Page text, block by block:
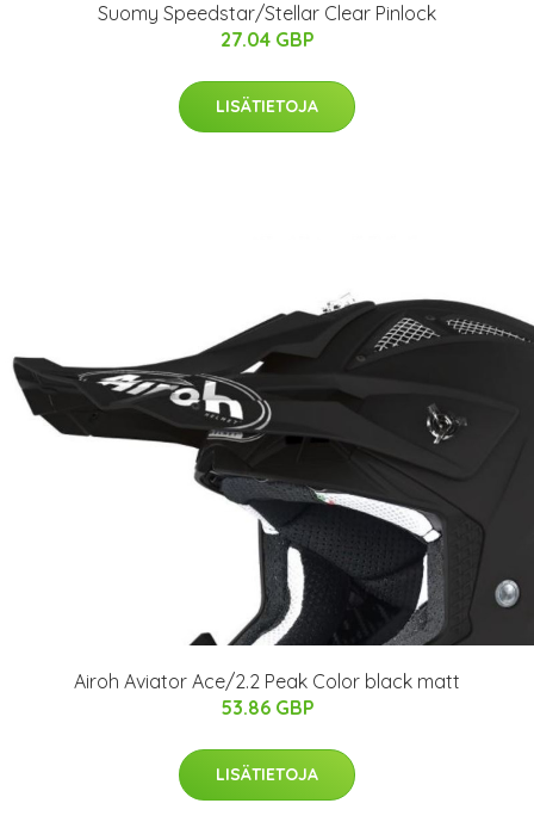
Suomy Speedstar/Stellar Clear Pinlock
27.04 GBP
LISÄTIETOJA
Airoh Aviator Ace/2.2 Peak Color black matt
53.86 GBP
LISÄTIETOJA